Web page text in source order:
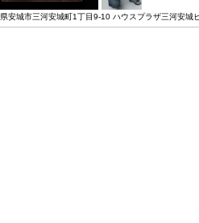
安城市三河安城町1丁目9-10 ハウスプラザ三河安城